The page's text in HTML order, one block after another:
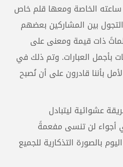
الخاصة ومعها قلم خاص
بين المشاركين بعضهم
ذات قيمة ومعنى على
بأجمل العبارات. وتم ذلك في
بأننا قادرون على أن نُصبح
عشوائية ليتبادل
أجواء لن تنسى مفعمةً
بالصورة التذكارية للجميع